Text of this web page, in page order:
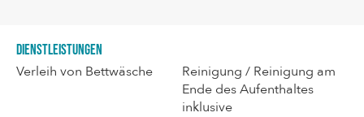
Dienstleistungen
Verleih von Bettwäsche
Reinigung / Reinigung am
Ende des Aufenthaltes
inklusive